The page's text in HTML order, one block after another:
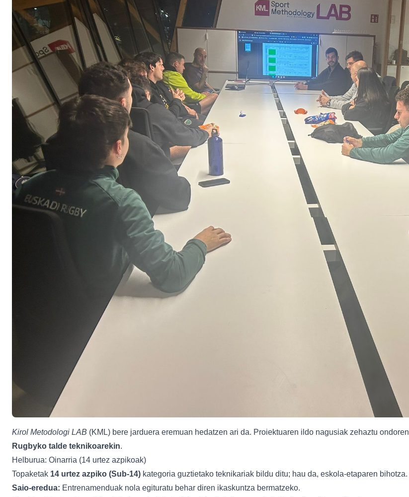
Kirol Metodologi LAB (KML) bere jarduera eremuan hedatzen ari da. Proiektuaren ildo nagusiak zehaztu
Rugbyko talde teknikoarekin.
Helburua: Oinarria (14 urtez azpikoak)
Topaketak 14 urtez azpiko (Sub-14) kategoria guztietako teknikariak bildu ditu; hau da, eskola-etaparen
Saio-eredua: Entrenamenduak nola egituratu behar diren ikaskuntza bermatzeko.